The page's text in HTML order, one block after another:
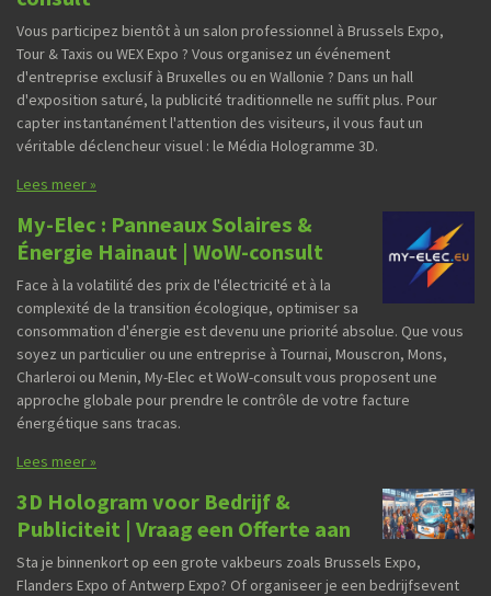
Vous participez bientôt à un salon professionnel à Brussels Expo,
Tour & Taxis ou WEX Expo ? Vous organisez un événement
d'entreprise exclusif à Bruxelles ou en Wallonie ? Dans un hall
d'exposition saturé, la publicité traditionnelle ne suffit plus. Pour
capter instantanément l'attention des visiteurs, il vous faut un
véritable déclencheur visuel : le Média Hologramme 3D.
Lees meer »
My-Elec : Panneaux Solaires &
Énergie Hainaut | WoW-consult
Face à la volatilité des prix de l'électricité et à la
complexité de la transition écologique, optimiser sa
consommation d'énergie est devenu une priorité absolue. Que vous
soyez un particulier ou une entreprise à Tournai, Mouscron, Mons,
Charleroi ou Menin, My-Elec et WoW-consult vous proposent une
approche globale pour prendre le contrôle de votre facture
énergétique sans tracas.
Lees meer »
3D Hologram voor Bedrijf &
Publiciteit | Vraag een Offerte aan
Sta je binnenkort op een grote vakbeurs zoals Brussels Expo,
Flanders Expo of Antwerp Expo? Of organiseer je een bedrijfsevent